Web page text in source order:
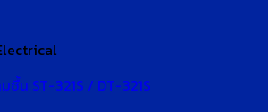
น ST-321S / DT-321S